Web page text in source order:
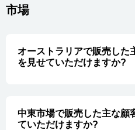
市場
オーストラリアで販売した
を見せていただけますか?
中東市場で販売した主な顧
ていただけますか?